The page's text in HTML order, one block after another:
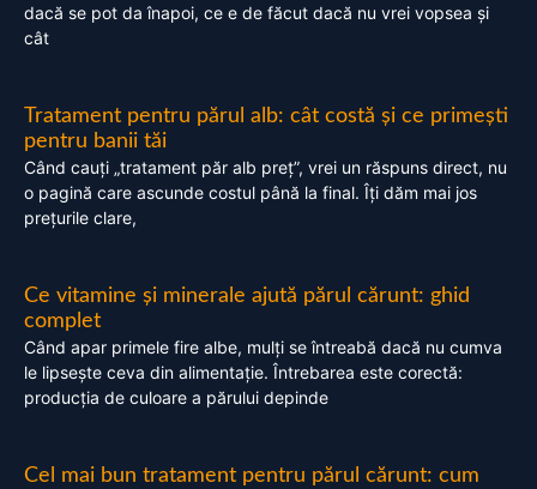
dacă se pot da înapoi, ce e de făcut dacă nu vrei vopsea și
cât
Tratament pentru părul alb: cât costă și ce primești
pentru banii tăi
Când cauți „tratament păr alb preț”, vrei un răspuns direct, nu
o pagină care ascunde costul până la final. Îți dăm mai jos
prețurile clare,
Ce vitamine și minerale ajută părul cărunt: ghid
complet
Când apar primele fire albe, mulți se întreabă dacă nu cumva
le lipsește ceva din alimentație. Întrebarea este corectă:
producția de culoare a părului depinde
Cel mai bun tratament pentru părul cărunt: cum